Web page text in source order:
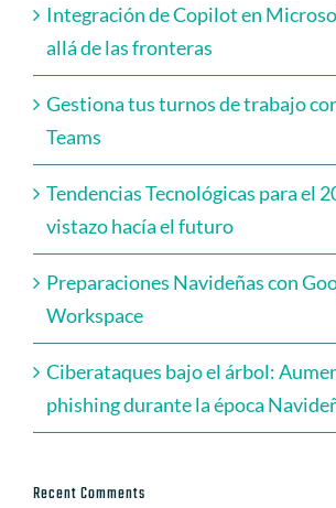
Integración de Copilot en
allá de las fronteras
Gestiona tus turnos de trabajo
Teams
Tendencias Tecnológicas para el
vistazo hacía el futuro
Preparaciones Navideñas con
Workspace
Ciberataques bajo el árbol:
phishing durante la época
Recent Comments